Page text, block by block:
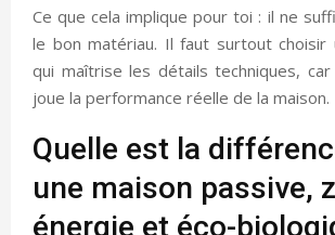
Ce que cela implique pour toi : il ne
le bon matériau. Il faut surtout choisir
qui maîtrise les détails techniques,
joue la performance réelle de la maison.
Quelle est la
une maison passive,
énergie et éco-